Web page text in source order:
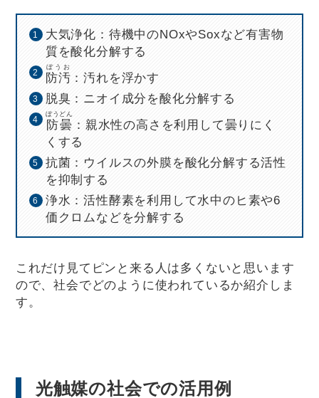
大気浄化：待機中のNOxやSoxなど有害物
質を酸化分解する
防汚
ぼうお
：汚れを浮かす
脱臭：ニオイ成分を酸化分解する
防曇
ぼうどん
：親水性の高さを利用して曇りにく
くする
抗菌：ウイルスの外膜を酸化分解する活性
を抑制する
浄水：活性酵素を利用して水中のヒ素や6
価クロムなどを分解する
これだけ見てピンと来る人は多くないと思います
ので、社会でどのように使われているか紹介しま
す。
光触媒の社会での活用例